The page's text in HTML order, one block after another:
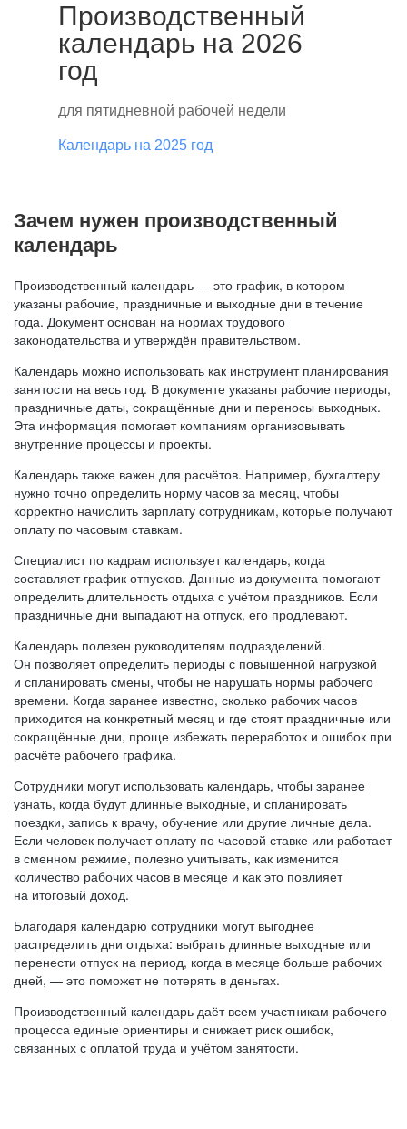
Производственный
календарь на 2026
год
для пятидневной рабочей недели
Календарь на 2025 год
Зачем нужен производственный
календарь
Производственный календарь — это график, в котором
указаны рабочие, праздничные и выходные дни в течение
года. Документ основан на нормах трудового
законодательства и утверждён правительством.
Календарь можно использовать как инструмент планирования
занятости на весь год. В документе указаны рабочие периоды,
праздничные даты, сокращённые дни и переносы выходных.
Эта информация помогает компаниям организовывать
внутренние процессы и проекты.
Календарь также важен для расчётов. Например, бухгалтеру
нужно точно определить норму часов за месяц, чтобы
корректно начислить зарплату сотрудникам, которые получают
оплату по часовым ставкам.
Специалист по кадрам использует календарь, когда
составляет график отпусков. Данные из документа помогают
определить длительность отдыха с учётом праздников. Если
праздничные дни выпадают на отпуск, его продлевают.
Календарь полезен руководителям подразделений.
Он позволяет определить периоды с повышенной нагрузкой
и спланировать смены, чтобы не нарушать нормы рабочего
времени. Когда заранее известно, сколько рабочих часов
приходится на конкретный месяц и где стоят праздничные или
сокращённые дни, проще избежать переработок и ошибок при
расчёте рабочего графика.
Сотрудники могут использовать календарь, чтобы заранее
узнать, когда будут длинные выходные, и спланировать
поездки, запись к врачу, обучение или другие личные дела.
Если человек получает оплату по часовой ставке или работает
в сменном режиме, полезно учитывать, как изменится
количество рабочих часов в месяце и как это повлияет
на итоговый доход.
Благодаря календарю сотрудники могут выгоднее
распределить дни отдыха: выбрать длинные выходные или
перенести отпуск на период, когда в месяце больше рабочих
дней, — это поможет не потерять в деньгах.
Производственный календарь даёт всем участникам рабочего
процесса единые ориентиры и снижает риск ошибок,
связанных с оплатой труда и учётом занятости.